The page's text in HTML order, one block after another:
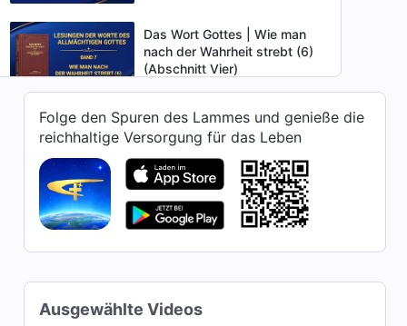
Das Wort Gottes | Wie man
nach der Wahrheit strebt (6)
(Abschnitt Vier)
29:55
Das Wort Gottes | Wie man
nach der Wahrheit strebt (6)
(Abschnitt Fünf)
Das Wort Gottes | Wie man
nach der Wahrheit strebt (6)
(Abschnitt Sechs)
Das Wort Gottes | Wie man
Folge den Spuren des Lammes und genieße die
reichhaltige Versorgung für das Leben
Ausgewählte Videos